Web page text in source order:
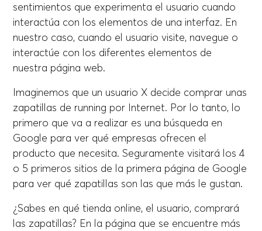
sentimientos que experimenta el usuario cuando
interactúa con los elementos de una interfaz. En
nuestro caso, cuando el usuario visite, navegue o
interactúe con los diferentes elementos de
nuestra página web.
Imaginemos que un usuario X decide comprar unas
zapatillas de running por Internet. Por lo tanto, lo
primero que va a realizar es una búsqueda en
Google para ver qué empresas ofrecen el
producto que necesita. Seguramente visitará los 4
o 5 primeros sitios de la primera página de Google
para ver qué zapatillas son las que más le gustan.
¿Sabes en qué tienda online, el usuario, comprará
las zapatillas? En la página que se encuentre más